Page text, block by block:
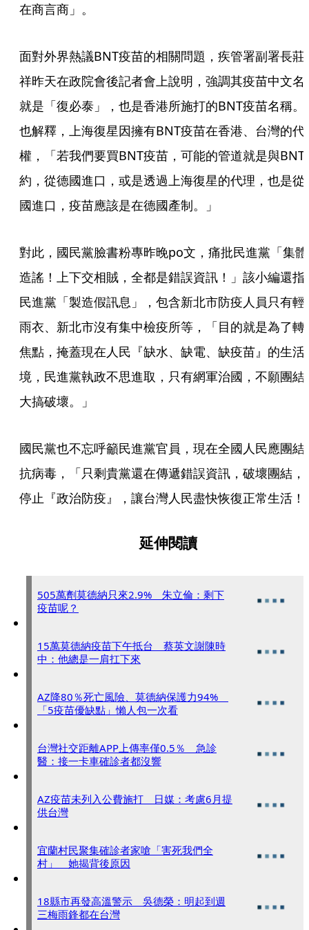
在商言商」。
面對外界熱議BNT疫苗的相關問題，疾管署副署長莊
祥昨天在政院會後記者會上說明，強調其疫苗中文名
就是「復必泰」，也是香港所施打的BNT疫苗名稱。
也解釋，上海復星因擁有BNT疫苗在香港、台灣的代
權，「若我們要買BNT疫苗，可能的管道就是與BNT
約，從德國進口，或是透過上海復星的代理，也是從
國進口，疫苗應該是在德國產制。」
對此，國民黨臉書粉專昨晚po文，痛批民進黨「集體
造謠！上下交相賊，全都是錯誤資訊！」該小編還指
民進黨「製造假訊息」，包含新北市防疫人員只有輕
雨衣、新北市沒有集中檢疫所等，「目的就是為了轉
焦點，掩蓋現在人民『缺水、缺電、缺疫苗』的生活
境，民進黨執政不思進取，只有網軍治國，不願團結
大搞破壞。」
國民黨也不忘呼籲民進黨官員，現在全國人民應團結
抗病毒，「只剩貴黨還在傳遞錯誤資訊，破壞團結，
停止『政治防疫』，讓台灣人民盡快恢復正常生活！
延伸閱讀
505萬劑莫德納只來2.9% 朱立倫：剩下
疫苗呢？
15萬莫德納疫苗下午抵台 蔡英文謝陳時
中：他總是一肩扛下來
AZ降80％死亡風險、莫德納保護力94%
「5疫苗優缺點」懶人包一次看
台灣社交距離APP上傳率僅0.5％ 急診
醫：接一卡車確診者都沒響
AZ疫苗未列入公費施打 日媒：考慮6月提
供台灣
宜蘭村民聚集確診者家嗆「害死我們全
村」 她揭背後原因
18縣市再發高溫警示 吳德榮：明起到週
三梅雨鋒都在台灣